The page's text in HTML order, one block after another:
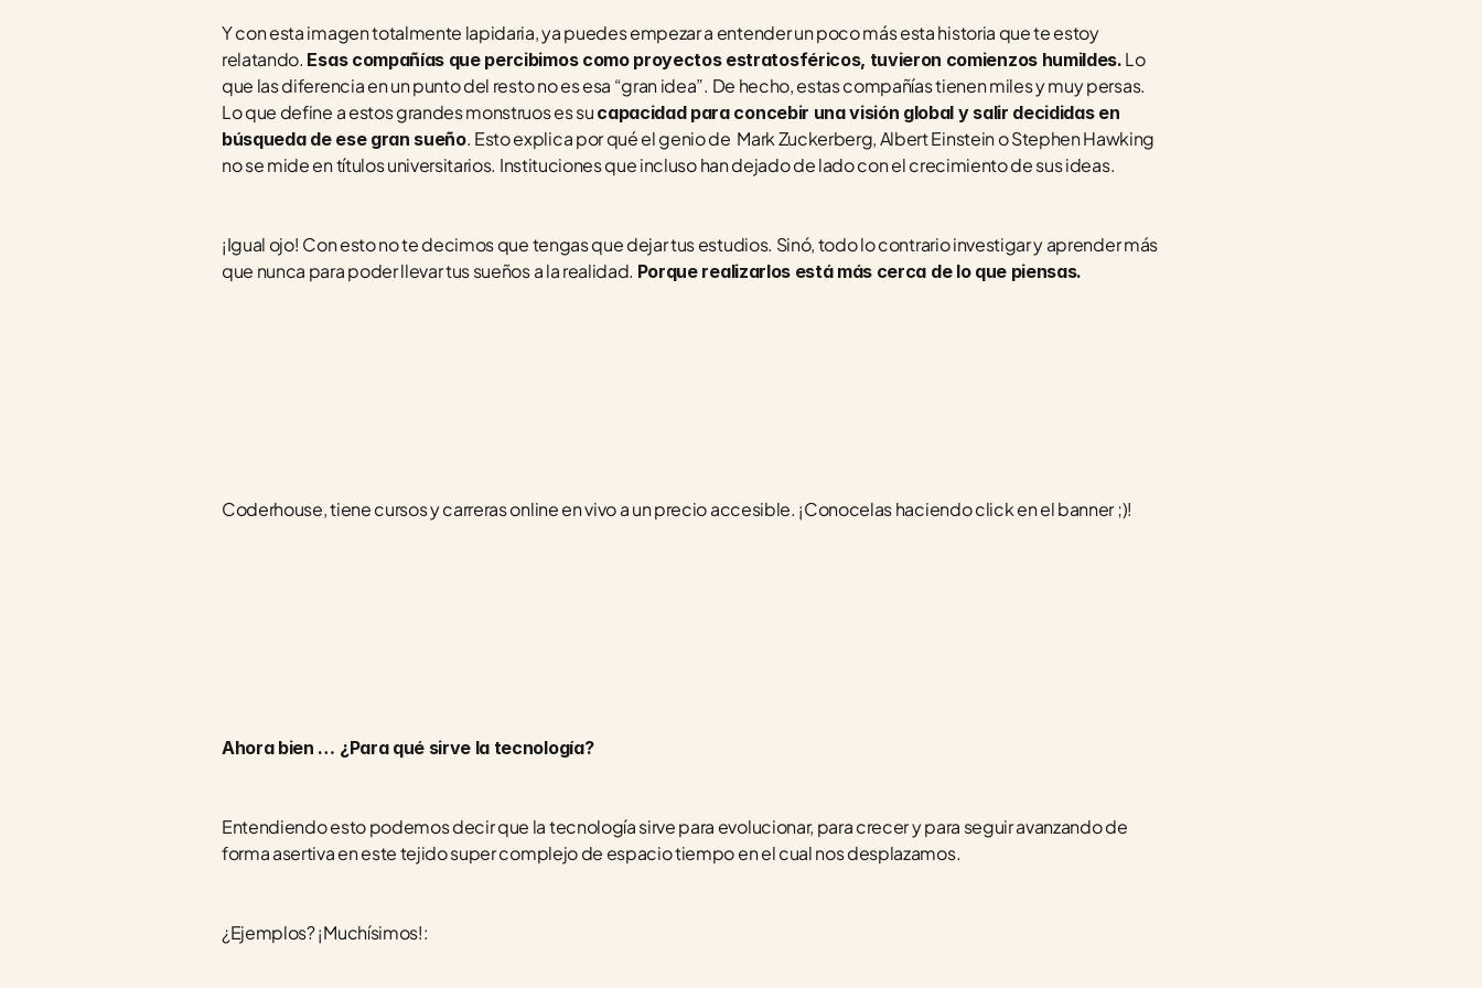
Y con esta imagen totalmente lapidaria, ya puedes empezar a entender un poco más esta historia que te estoy
relatando. Esas compañías que percibimos como proyectos estratosféricos, tuvieron comienzos humildes. Lo
que las diferencia en un punto del resto no es esa “gran idea”. De hecho, estas compañías tienen miles y muy persas.
Lo que define a estos grandes monstruos es su capacidad para concebir una visión global y salir decididas en
búsqueda de ese gran sueño. Esto explica por qué el genio de  Mark Zuckerberg, Albert Einstein o Stephen Hawking
no se mide en títulos universitarios. Instituciones que incluso han dejado de lado con el crecimiento de sus ideas.
¡Igual ojo! Con esto no te decimos que tengas que dejar tus estudios. Sinó, todo lo contrario investigar y aprender más
que nunca para poder llevar tus sueños a la realidad. Porque realizarlos está más cerca de lo que piensas.
Coderhouse, tiene cursos y carreras online en vivo a un precio accesible. ¡Conocelas haciendo click en el banner ;)!
Ahora bien … ¿Para qué sirve la tecnología?
Entendiendo esto podemos decir que la tecnología sirve para evolucionar, para crecer y para seguir avanzando de
forma asertiva en este tejido super complejo de espacio tiempo en el cual nos desplazamos.
¿Ejemplos? ¡Muchísimos!: